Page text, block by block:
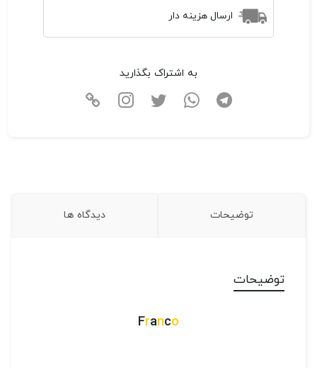
ارسال هزینه دار
به اشتراک بگذارید
توضیحات دیدگاه ها
توضیحات
Franco